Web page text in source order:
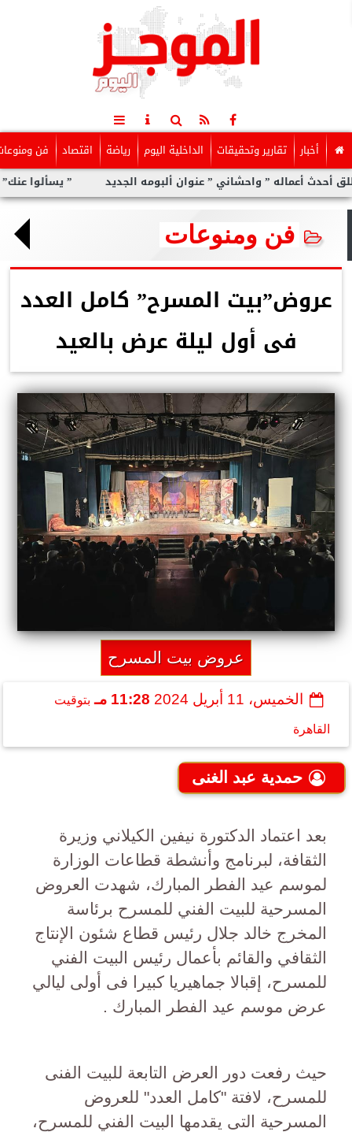
أخبار تقارير وتحقيقات الداخلية اليوم رياضة اقتصاد فن
” يسألوا عنك” أولى مفاجآت ” واحشاني ” عنوان ألبومه الجديد
فن ومنوعات
عروض”بيت المسرح” كامل العدد
فى أول ليلة عرض بالعيد
عروض بيت المسرح
الخميس، 11 أبريل 2024 11:28 مـ بتوقيت
القاهرة
حمدية عبد الغنى
بعد اعتماد الدكتورة نيفين الكيلاني وزيرة
الثقافة، لبرنامج وأنشطة قطاعات الوزارة
لموسم عيد الفطر المبارك، شهدت العروض
المسرحية للبيت الفني للمسرح برئاسة
المخرج خالد جلال رئيس قطاع شئون الإنتاج
الثقافي والقائم بأعمال رئيس البيت الفني
للمسرح، إقبالا جماهيريا كبيرا فى أولى ليالي
عرض موسم عيد الفطر المبارك .
حيث رفعت دور العرض التابعة للبيت الفنى
للمسرح، لافتة "كامل العدد" للعروض
المسرحية التى يقدمها البيت الفني للمسرح،